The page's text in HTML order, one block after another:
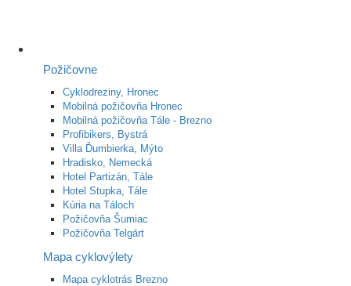
Požičovne
Cyklodreziny, Hronec
Mobilná požičovňa Hronec
Mobilná požičovňa Tále - Brezno
Profibikers, Bystrá
Villa Ďumbierka, Mýto
Hradisko, Nemecká
Hotel Partizán, Tále
Hotel Stupka, Tále
Kúria na Táloch
Požičovňa Šumiac
Požičovňa Telgárt
Mapa cyklovýlety
Mapa cyklotrás Brezno